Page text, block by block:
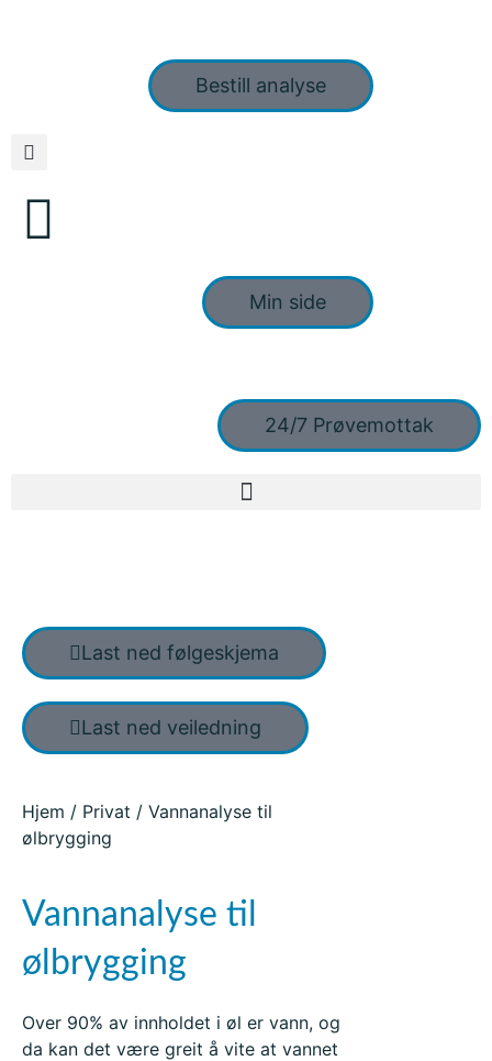
Bestill analyse
Min side
24/7 Prøvemottak
Last ned følgeskjema
Last ned veiledning
Hjem / Privat / Vannanalyse til
ølbrygging
Vannanalyse til
ølbrygging
Over 90% av innholdet i øl er vann, og
da kan det være greit å vite at vannet